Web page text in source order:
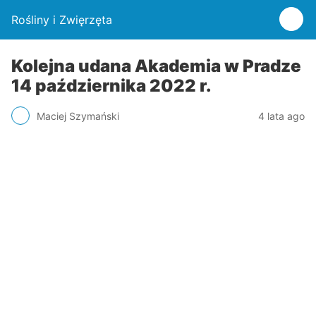
Rośliny i Zwięrzęta
Kolejna udana Akademia w Pradze
14 października 2022 r.
Maciej Szymański 4 lata ago